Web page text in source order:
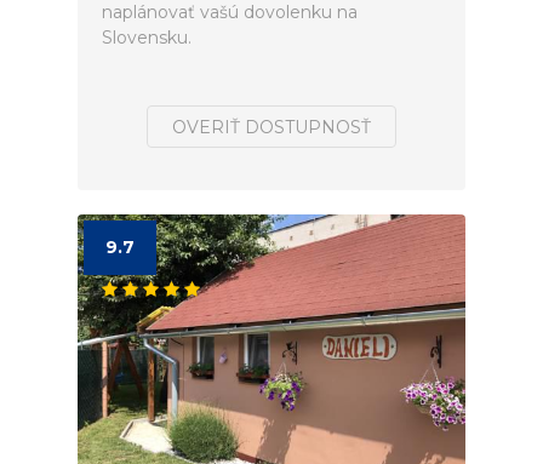
naplánovať vašú dovolenku na
Slovensku.
OVERIŤ DOSTUPNOSŤ
9.7